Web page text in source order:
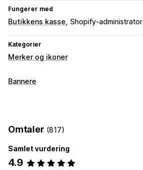
Fungerer med
Butikkens kasse Shopify-administrator
Kategorier
Merker og ikoner
Ikontyper
Animasjoner
Bakgrunner
Skrifttyper Stil Størrelse
Bannere
Samtykke av personvernforordningen
Kampanje
Tilpasning
Omtaler (817)
Samlet vurdering
4.9